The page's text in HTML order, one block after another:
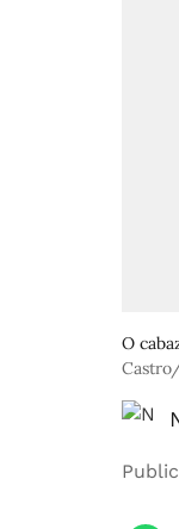
O